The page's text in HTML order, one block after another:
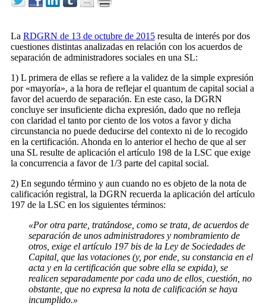
La RDGRN de 13 de octubre de 2015resulta de interés por dos
cuestiones distintas analizadas en relación con los acuerdos de
separación de administradores sociales en una SL:
1) L primera de ellas se refiere a la validez de la simple expresión
por «mayoría», a la hora de reflejar el quantum de capital social a
favor del acuerdo de separación. En este caso, la DGRN
concluye ser insuficiente dicha expresión, dado que no refleja
con claridad el tanto por ciento de los votos a favor y dicha
circunstancia no puede deducirse del contexto ni de lo recogido
en la certificación. Ahonda en lo anterior el hecho de que al ser
una SL resulte de aplicación el artículo 198 de la LSC que exige
la concurrencia a favor de 1/3 parte del capital social.
2) En segundo término y aun cuando no es objeto de la nota de
calificación registral, la DGRN recuerda la aplicación del artículo
197 de la LSC en los siguientes términos:
«Por otra parte, tratándose, como se trata, de acuerdos de
separación de unos administradores y nombramiento de
otros, exige el artículo 197 bis de la Ley de Sociedades de
Capital, que las votaciones (y, por ende, su constancia en el
acta y en la certificación que sobre ella se expida), se
realicen separadamente por cada uno de ellos, cuestión, no
obstante, que no expresa la nota de calificación se haya
incumplido.»